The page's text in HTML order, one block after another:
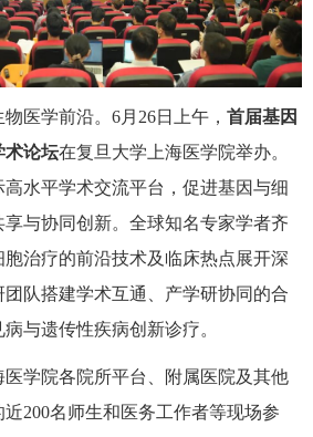
医学前沿。 6月 26日上午， 首届基因
术论坛在复旦大学上海医学院举办。
水平学术交流平台，促进基因与细
与协同创新。全球知名专家学者齐
治疗的前沿技术及临床热点展开深
队搭建学术互通、产学研协同的合
与遗传性疾病创新诊疗。
学院各院所平台、附属医院及其他
近200名师生和医务工作者等现场参